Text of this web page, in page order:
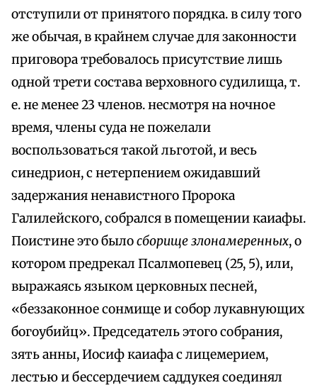
отступили от принятого порядка. в силу того
же обычая, в крайнем случае для законности
приговора требовалось присутствие лишь
одной трети состава верховного судилища, т.
е. не менее 23 членов. несмотря на ночное
время, члены суда не пожелали
воспользоваться такой льготой, и весь
синедрион, с нетерпением ожидавший
задержания ненавистного Пророка
Галилейского, собрался в помещении каиафы.
Поистине это былосборище злонамеренных, о
котором предрекал Псалмопевец (25, 5), или,
выражаясь языком церковных песней,
«беззаконное сонмище и собор лукавнующих
богоубийц». Председатель этого собрания,
зять анны, Иосиф каиафа с лицемерием,
лестью и бессердечием саддукея соединял